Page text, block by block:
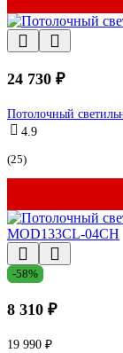
24 730 ₽
Потолочный
4.9
(25)
-58%
8 310 ₽
19 990 ₽